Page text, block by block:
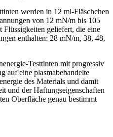
werden in 12 ml-Fläschchen
von 12 mN/m bis 105
geliefert, die eine
enthalten: 28 mN/m, 38, 48,
Testtinten mit progressiv
auf eine plasmabehandelte
des Materials und damit
und der Haftungseigenschaften
Oberfläche genau bestimmt